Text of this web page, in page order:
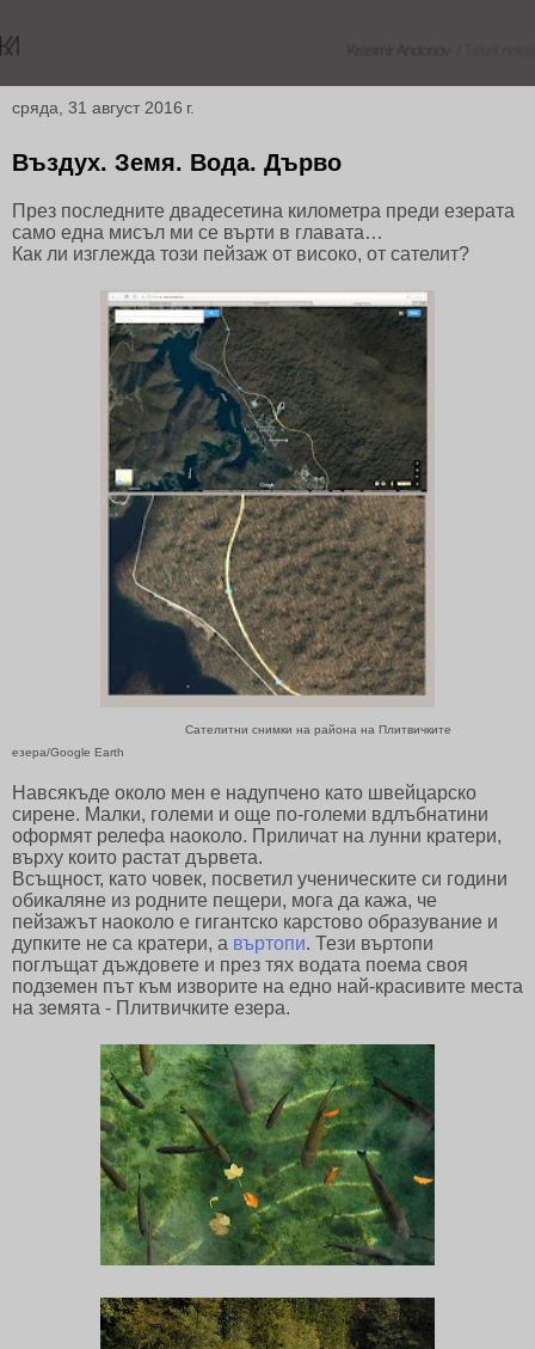
сряда, 31 август 2016 г.
Въздух. Земя. Вода. Дърво
През последните двадесетина километра преди езерата
само една мисъл ми се върти в главата…
Как ли изглежда този пейзаж от високо, от сателит?
Сателитни снимки на района на Плитвичките
езера/Google Earth
Навсякъде около мен е надупчено като швейцарско
сирене. Малки, големи и още по-големи вдлъбнатини
оформят релефа наоколо. Приличат на лунни кратери,
върху които растат дървета.
Всъщност, като човек, посветил ученическите си години
обикаляне из родните пещери, мога да кажа, че
пейзажът наоколо е гигантско карстово образувание и
дупките не са кратери, а въртопи. Тези въртопи
поглъщат дъждовете и през тях водата поема своя
подземен път към изворите на едно най-красивите места
на земята - Плитвичките езера.